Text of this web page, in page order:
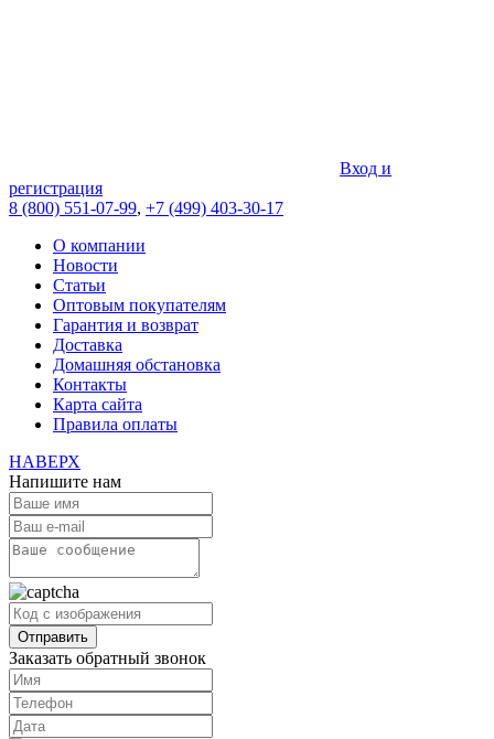
Вход и
регистрация
8 (800) 551-07-99, +7 (499) 403-30-17
О компании
Новости
Статьи
Оптовым покупателям
Гарантия и возврат
Доставка
Домашняя обстановка
Контакты
Карта сайта
Правила оплаты
НАВЕРХ
Напишите нам
Заказать обратный звонок